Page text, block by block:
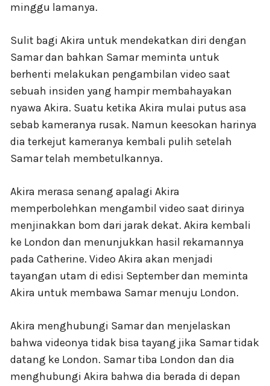
minggu lamanya.
Sulit bagi Akira untuk mendekatkan diri dengan
Samar dan bahkan Samar meminta untuk
berhenti melakukan pengambilan video saat
sebuah insiden yang hampir membahayakan
nyawa Akira. Suatu ketika Akira mulai putus asa
sebab kameranya rusak. Namun keesokan harinya
dia terkejut kameranya kembali pulih setelah
Samar telah membetulkannya.
Akira merasa senang apalagi Akira
memperbolehkan mengambil video saat dirinya
menjinakkan bom dari jarak dekat. Akira kembali
ke London dan menunjukkan hasil rekamannya
pada Catherine. Video Akira akan menjadi
tayangan utam di edisi September dan meminta
Akira untuk membawa Samar menuju London.
Akira menghubungi Samar dan menjelaskan
bahwa videonya tidak bisa tayang jika Samar tidak
datang ke London. Samar tiba London dan dia
menghubungi Akira bahwa dia berada di depan